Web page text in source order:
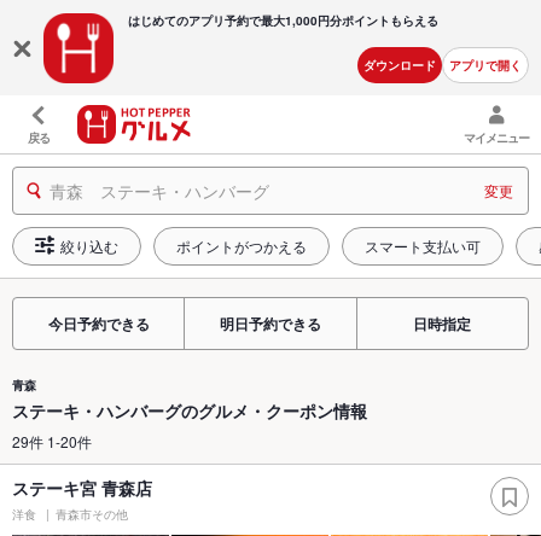
はじめてのアプリ予約で最大1,000円分ポイントもらえる
ダウンロード アプリで開く
戻る マイメニュー
青森 ステーキ・ハンバーグ 変更
絞り込む ポイントがつかえる スマート支払い可
今日予約できる 明日予約できる 日時指定
青森
ステーキ・ハンバーグのグルメ・クーポン情報
29件 1-20件
ステーキ宮 青森店
洋食 青森市その他